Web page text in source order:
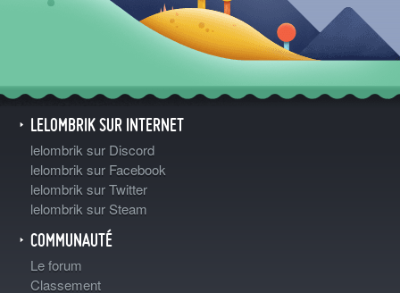
LELOMBRIK SUR INTERNET
lelombrik sur Discord
lelombrik sur Facebook
lelombrik sur Twitter
lelombrik sur Steam
COMMUNAUTÉ
Le forum
Classement